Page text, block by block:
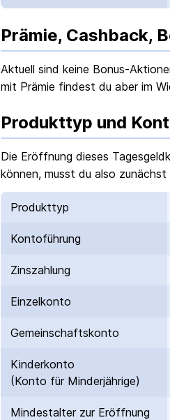
Prämie, Cashback,
Aktuell sind keine Bonus-
mit Prämie findest du aber im
Produkttyp und
Die Eröffnung dieses
können, musst du also
Produkttyp
Kontoführung
Zinszahlung
Einzelkonto
Gemeinschafts­konto
Kinderkonto
(Konto für Minderjährige)
Mindestalter zur Eröffnung